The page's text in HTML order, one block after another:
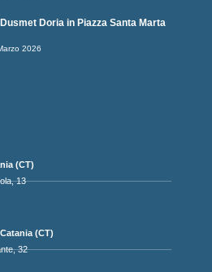
Doria in Piazza Santa Marta
2026
(CT)
13
(CT)
32